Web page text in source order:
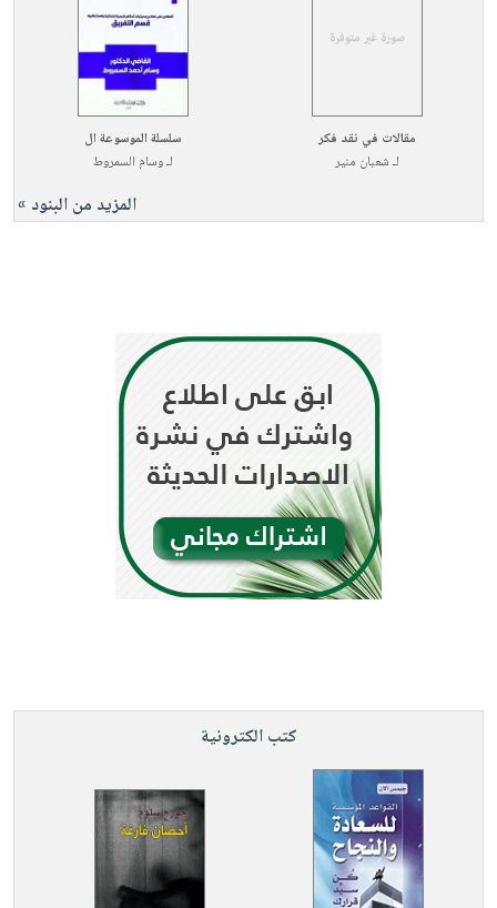
مقالات في نقد فكر
لـشعبان منير
سلسلة الموسوعة ال
لـوسام السمروط
المزيد من البنود »
كتب الكترونية